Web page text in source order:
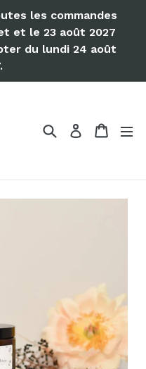
les commandes
et le 23 août 2027
du lundi 24 août
Recherche
Se Panier